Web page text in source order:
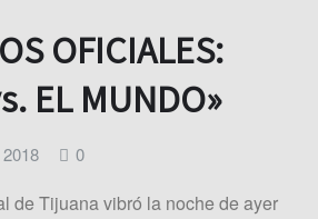
OFICIALES:
EL MUNDO»
0
de Tijuana vibró la noche de ayer